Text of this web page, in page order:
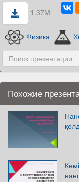
1.37M
Физика
Похожие